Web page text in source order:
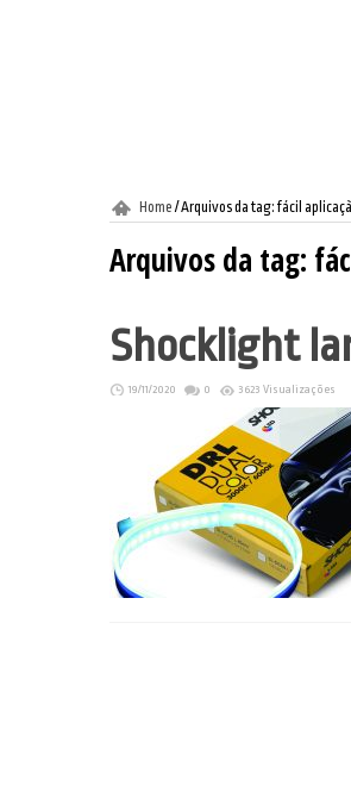
Home /Arquivos da tag: fácil
Arquivos da tag:
Shocklight
19/11/2020 0 3623 Visualizações